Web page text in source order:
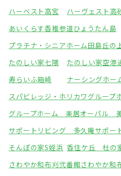
ハーベスト高宮
ハーヴェスト高
あいくらす香椎参道ひょうたん島
プラチナ・シニアホーム田島丘の
たのしい家七隈
たのしい家空港
寿らいふ箱崎
ナーシングホー
スパビレッジ・ホリカワ グループ
グループホーム 楽居オーパル
サポートリビング 多久庵サポー
そんぽの家S姪浜 香住ケ丘 杜の
さわやか和布刈弐番館さわやか和